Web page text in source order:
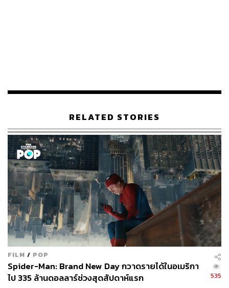
234
ABOUT THE AUTHOR
ภัทรณกัญ อนันเต่า
กองบรรณาธิการคัลเจอร์ สำนักข่าว THE
STANDARD
RELATED STORIES
FILM / POP
Spider-Man: Brand New Day กวาดรายได้ในอเมริกา
ไป 335 ล้านดอลลาร์ช่วงสุดสัปดาห์แรก
535